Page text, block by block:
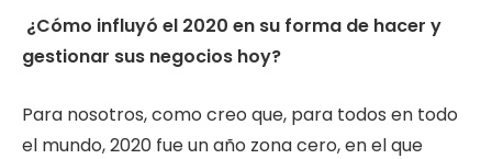
¿Cómo influyó el 2020 en su forma de hacer y
gestionar sus negocios hoy?
Para nosotros, como creo que, para todos en todo
el mundo, 2020 fue un año zona cero, en el que